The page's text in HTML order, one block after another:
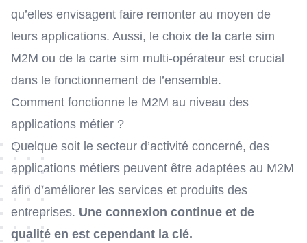
qu’elles envisagent faire remonter au moyen de
leurs applications. Aussi, le choix de la carte sim
M2M ou de la carte sim multi-opérateur est crucial
dans le fonctionnement de l’ensemble.
Comment fonctionne le M2M au niveau des
applications métier ?
Quelque soit le secteur d’activité concerné, des
applications métiers peuvent être adaptées au M2M
afin d’améliorer les services et produits des
entreprises. Une connexion continue et de
qualité en est cependant la clé.